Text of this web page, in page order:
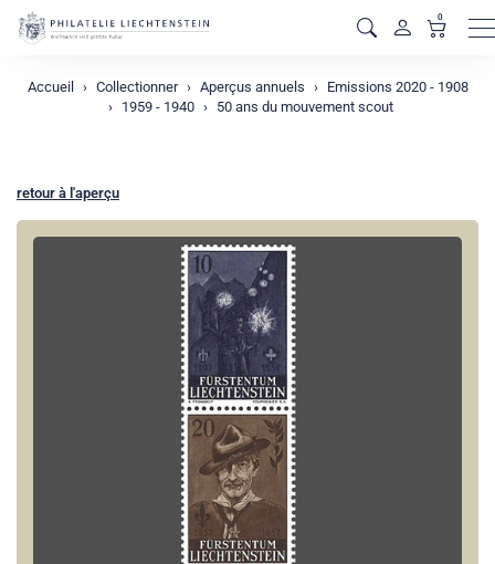
0
Accueil Collectionner Aperçus annuels
Emissions 2020 - 1908
1959 - 1940
50 ans du mouvement scout
retour à l'aperçu